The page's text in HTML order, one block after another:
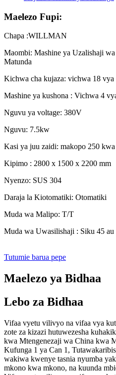
Maelezo Fupi:
Chapa :WILLMAN
Maombi: Mashine ya Uzalishaji
Matunda
Kichwa cha kujaza: vichwa 18 vya
Mashine ya kushona : Vichwa 4
Nguvu ya voltage: 380V
Nguvu: 7.5kw
Kasi ya juu zaidi: makopo 250
Kipimo : 2800 x 1500 x 2200 mm
Nyenzo: SUS 304
Daraja la Kiotomatiki: Otomatiki
Muda wa Malipo: T/T
Muda wa Uwasilishaji : Siku 45 au
Tutumie barua pepe
Maelezo ya Bidhaa
Lebo za Bidhaa
Vifaa vyetu vilivyo na vifaa vya
zote za kizazi hutuwezesha
kwa Mtengenezaji wa China kwa
Kufunga 1 ya Can 1,
wakiwa kwenye tasnia nyumba
mkono kwa mkono, na kuunda